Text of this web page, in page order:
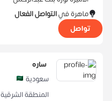
ماهرة فيالتواصل الفعال
تواصل
ساره
سعودية
المنطقة الشرقية